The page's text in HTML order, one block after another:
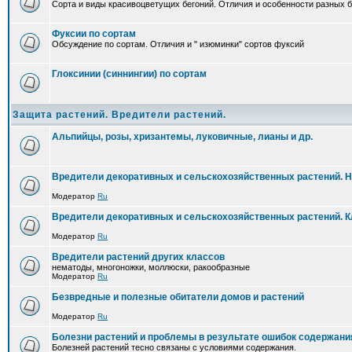
Сорта и виды красивоцветущих бегоний. Отличия и особенности разных
Фуксии по сортам
Обсуждение по сортам. Отличия и " изюминки" сортов фуксий
Глоксинии (синнингии) по сортам
Защита растений. Вредители растений.
Альпийцы, розы, хризантемы, луковичные, лианы и др.
Вредители декоративных и сельскохозяйственных растений.
Модератор Ru
Вредители декоративных и сельскохозяйственных растений.
Модератор Ru
Вредители растений других классов
нематоды, многоножки, моллюски, ракообразные
Модератор Ru
Безвредные и полезные обитатели домов и растений
Модератор Ru
Болезни растений и проблемы в результате ошибок
Болезней растений тесно связаны с условиями содержания.